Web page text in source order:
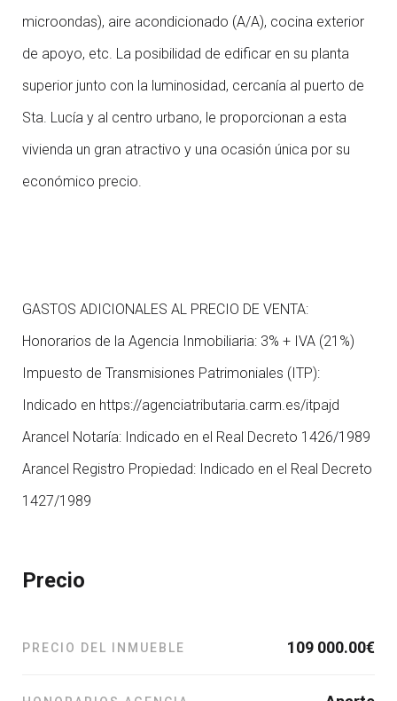
microondas), aire acondicionado (A/A), cocina exterior
de apoyo, etc. La posibilidad de edificar en su planta
superior junto con la luminosidad, cercanía al puerto de
Sta. Lucía y al centro urbano, le proporcionan a esta
vivienda un gran atractivo y una ocasión única por su
económico precio.
GASTOS ADICIONALES AL PRECIO DE VENTA:
Honorarios de la Agencia Inmobiliaria: 3% + IVA (21%)
Impuesto de Transmisiones Patrimoniales (ITP):
Indicado en https://agenciatributaria.carm.es/itpajd
Arancel Notaría: Indicado en el Real Decreto 1426/1989
Arancel Registro Propiedad: Indicado en el Real Decreto
1427/1989
Precio
PRECIO DEL INMUEBLE €
109 000.00